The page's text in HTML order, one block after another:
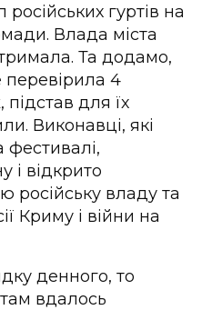
гуртів на
Влада міста
Та додамо,
4
підстав для їх
Виконавці, які
і відкрито
російську владу та
Криму і війни на
денного, то
вдалось